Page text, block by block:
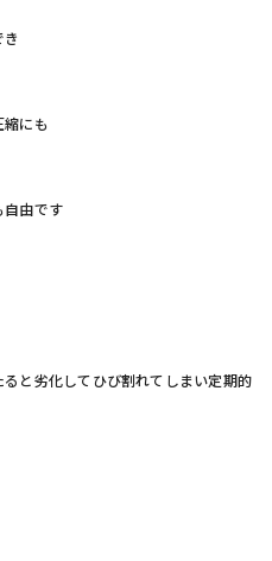
にも
自由です
と劣化してひび割れてしまい定期的